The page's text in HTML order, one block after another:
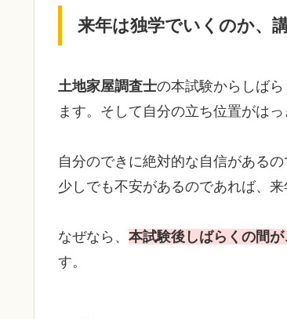
来年は独学でいくのか、
土地家屋調査士の本試験からしば
ます。そして自分の立ち位置がはっ
自分のできに絶対的な自信がある
少しでも不安があるのであれば、
なぜなら、 本試験後しばらくの間
す。